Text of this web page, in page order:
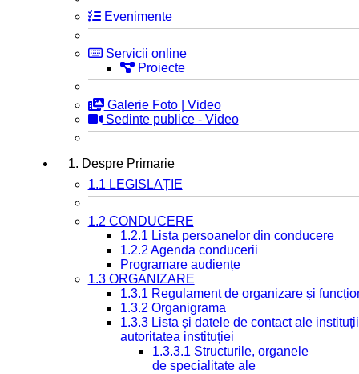
Evenimente
Servicii online
Proiecte
Galerie Foto | Video
Sedinte publice - Video
1. Despre Primarie
1.1 LEGISLAȚIE
1.2 CONDUCERE
1.2.1 Lista persoanelor din conducere
1.2.2 Agenda conducerii
Programare audiențe
1.3 ORGANIZARE
1.3.1 Regulament de organizare și
1.3.2 Organigrama
1.3.3 Lista și datele de contact ale
autoritatea instituției
1.3.3.1 Structurile, organele
de specialitate ale